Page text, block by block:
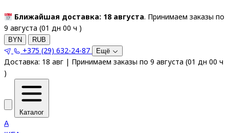
Ближайшая доставка: 18 августа. Принимаем заказы по
9 августа (01 дн 00 ч )
BYN RUB
+375 (29) 632-24-87 Ещё
Доставка: 18 авг | Принимаем заказы по 9 августа (01 дн 00 ч
)
Каталог
A